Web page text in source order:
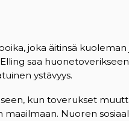
joka äitinsä
saa
ystävyys.
kun toverukset
Nuoren